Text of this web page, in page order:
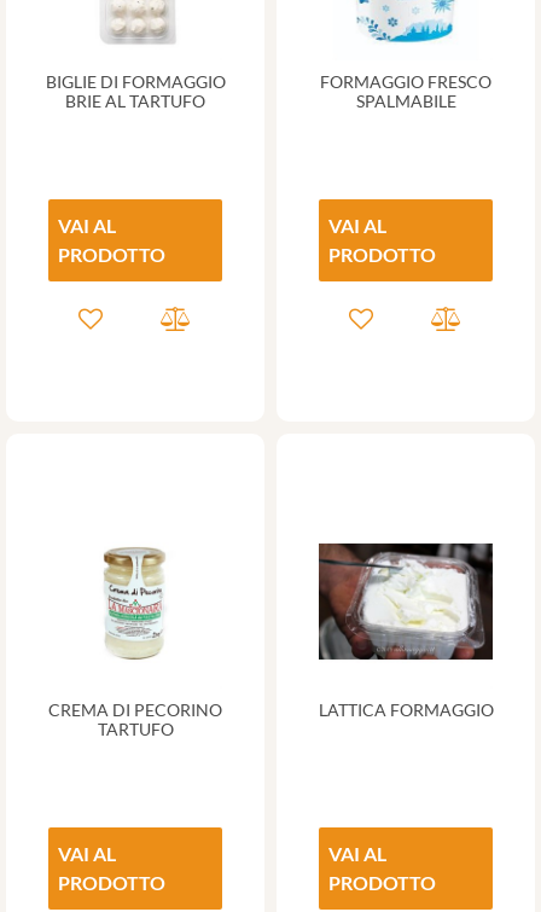
BIGLIE DI FORMAGGIO
BRIE AL TARTUFO
VAI AL
PRODOTTO
FORMAGGIO FRESCO
SPALMABILE
VAI AL
PRODOTTO
CREMA DI PECORINO
TARTUFO
VAI AL
PRODOTTO
LATTICA FORMAGGIO
VAI AL
PRODOTTO